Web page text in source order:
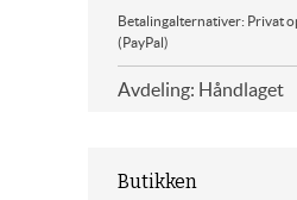
Betalingalternativer: Privat
(PayPal)
Avdeling: Håndlaget
Butikken